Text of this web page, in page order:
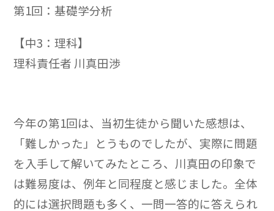
第1回：基礎学分析
【中3：理科】
理科責任者 川真田渉
今年の第1回は、当初生徒から聞いた感想は、
「難しかった」とうものでしたが、実際に問題
を入手して解いてみたところ、川真田の印象で
は難易度は、例年と同程度と感じました。全体
的には選択問題も多く、一問一答的に答えられ